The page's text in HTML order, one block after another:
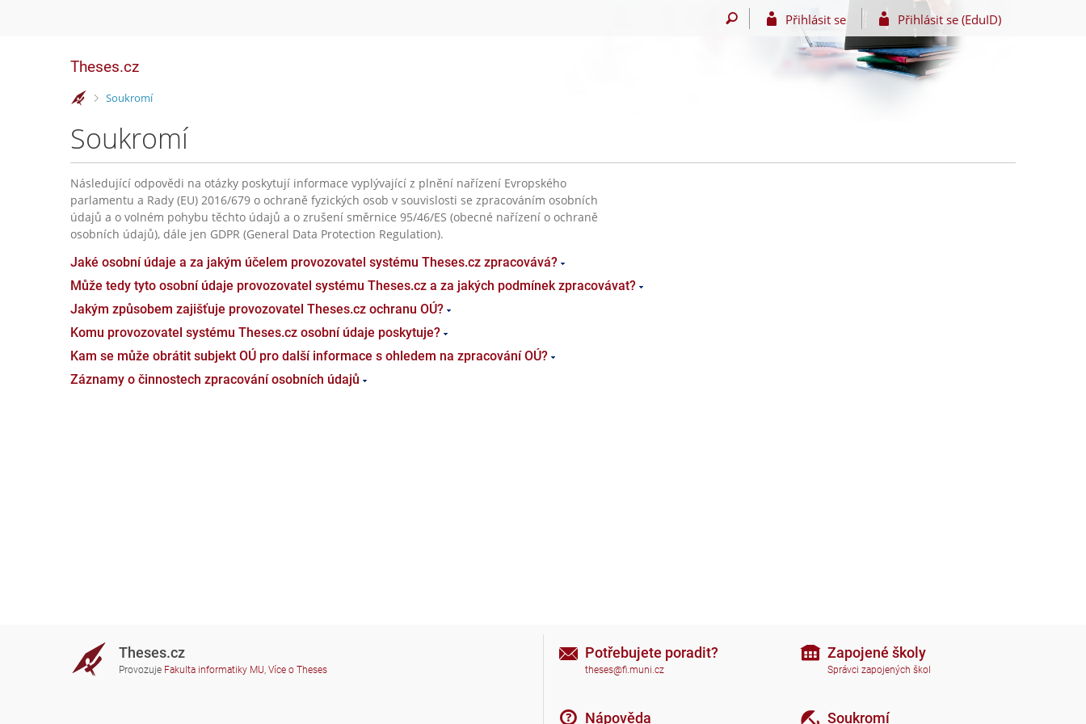
Přihlásit se Přihlásit se (EduID)
Theses.cz
>
Soukromí
Soukromí
Následující odpovědi na otázky poskytují informace vyplývající z plnění nařízení Evropského
parlamentu a Rady (EU) 2016/679 o ochraně fyzických osob v souvislosti se zpracováním osobních
údajů a o volném pohybu těchto údajů a o zrušení směrnice 95/46/ES (obecné nařízení o ochraně
osobních údajů), dále jen GDPR (General Data Protection Regulation).
Jaké osobní údaje a za jakým účelem provozovatel systému Theses.cz zpracovává?
Může tedy tyto osobní údaje provozovatel systému Theses.cz a za jakých podmínek zpracovávat?
Jakým způsobem zajišťuje provozovatel Theses.cz ochranu OÚ?
Komu provozovatel systému Theses.cz osobní údaje poskytuje?
Kam se může obrátit subjekt OÚ pro další informace s ohledem na zpracování OÚ?
Záznamy o činnostech zpracování osobních údajů
Theses.cz
Provozuje Fakulta informatiky MU, Více o Theses
Potřebujete poradit?
theses@fi.muni.cz
Nápověda
Zapojené školy
Správci zapojených škol
Soukromí